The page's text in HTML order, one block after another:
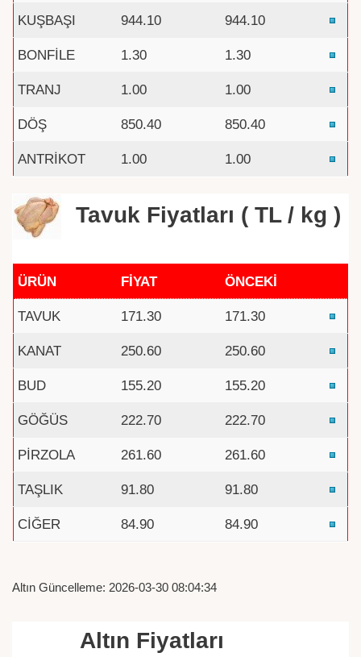
KUŞBAŞI 944.10 944.10
BONFİLE 1.30 1.30
TRANJ 1.00 1.00
DÖŞ 850.40 850.40
ANTRİKOT 1.00 1.00
Tavuk Fiyatları ( TL / kg )
ÜRÜN FİYAT ÖNCEKİ
TAVUK 171.30 171.30
KANAT 250.60 250.60
BUD 155.20 155.20
GÖĞÜS 222.70 222.70
PİRZOLA 261.60 261.60
TAŞLIK 91.80 91.80
CİĞER 84.90 84.90
Altın Güncelleme: 2026-03-30 08:04:34
Altın Fiyatları